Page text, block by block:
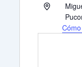
Dirección